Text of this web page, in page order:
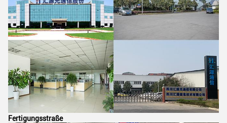
Fertigungsstraße